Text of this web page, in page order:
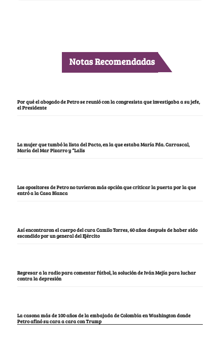
Notas Recomendadas
Por qué el abogado de Petro se reunió con la congresista que investigaba a su jefe,
el Presidente
La mujer que tumbó la lista del Pacto, en la que estaba María Fda. Carrascal,
María del Mar Pizarro y “Lalis
Los opositores de Petro no tuvieron más opción que criticar la puerta por la que
entró a la Casa Blanca
Así encontraron el cuerpo del cura Camilo Torres, 60 años después de haber sido
escondido por un general del Ejército
Regresar a la radio para comentar fútbol, la solución de Iván Mejía para luchar
contra la depresión
La casona más de 100 años de la embajada de Colombia en Washington donde
Petro afinó su cara a cara con Trump